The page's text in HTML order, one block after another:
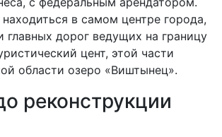
в самом центре города,
главных дорог ведущих на границу
цент, этой части
области озеро «Виштынец».
реконструкции